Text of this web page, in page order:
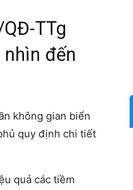
TTg
đến
không gian biển
quy định chi tiết
quả các tiềm